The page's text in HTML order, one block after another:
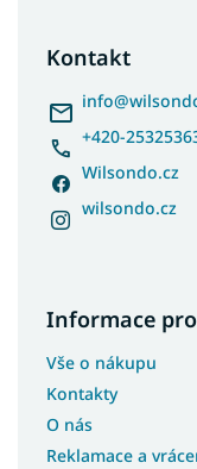
Kontakt
info@
+420-
Wilsondo.cz
wilsondo.cz
Informace
Vše o nákupu
Kontakty
O nás
Reklamace a